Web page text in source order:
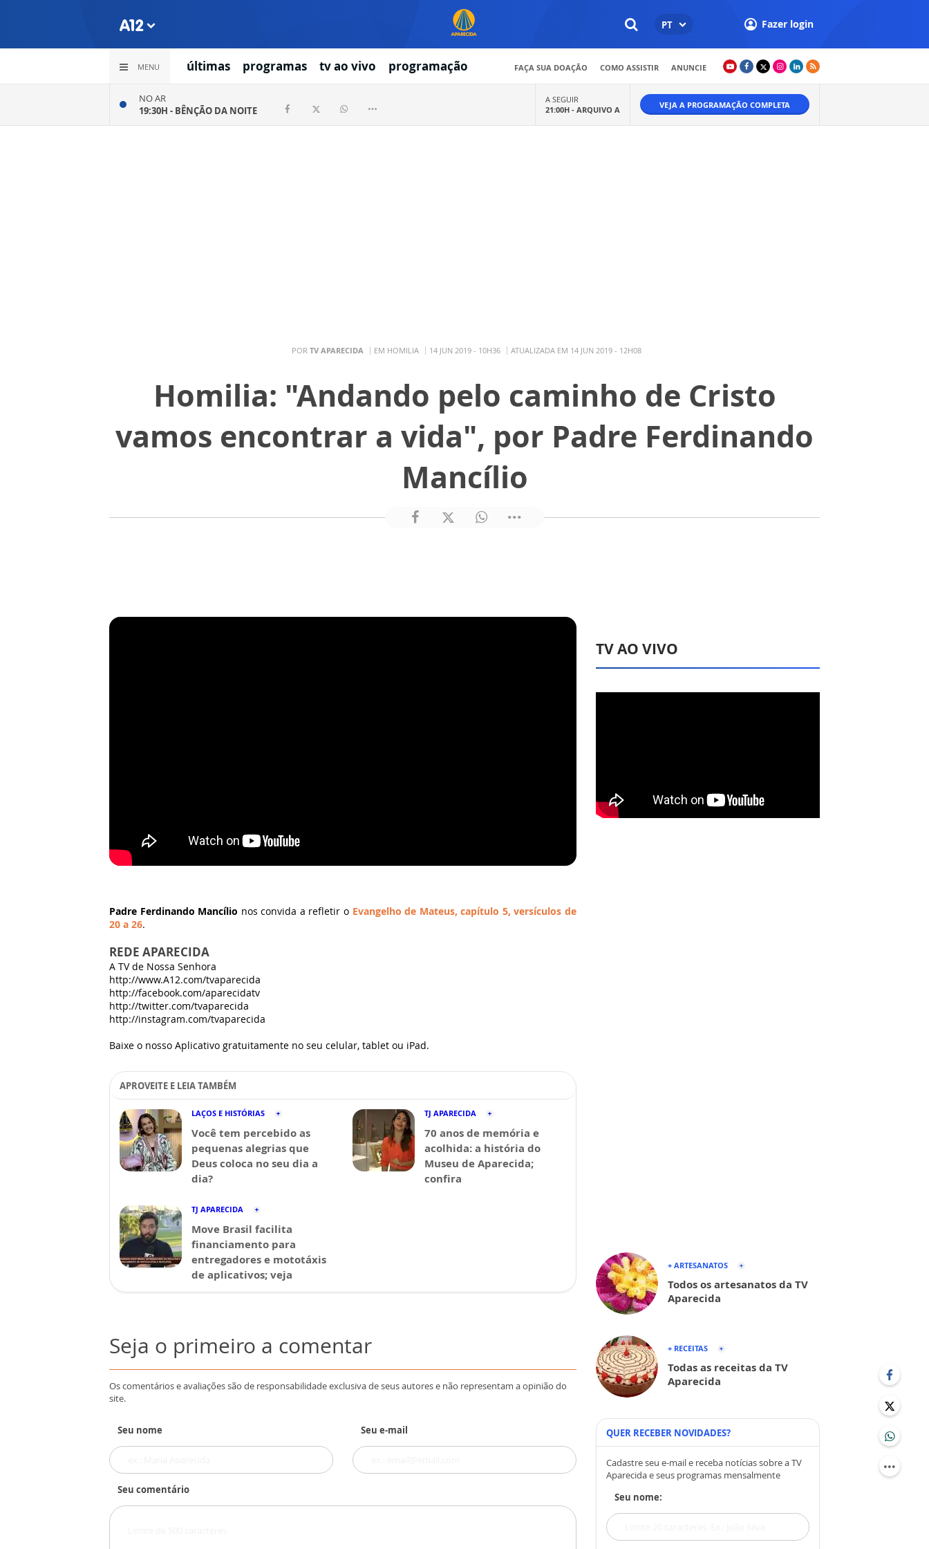
PT Fazer login
MENU últimas programas tv ao vivo programação FAÇA SUA DOAÇÃO COMO ASSISTIR ANUNCIE
NO AR
19:30H - BÊNÇÃO DA NOITE
A SEGUIR
21:00H - ARQUIVO A VEJA A PROGRAMAÇÃO COMPLETA
POR TV APARECIDA EM HOMILIA 14 JUN 2019 - 10H36 ATUALIZADA EM 14 JUN 2019 - 12H08
Homilia: "Andando pelo caminho de Cristo
vamos encontrar a vida", por Padre Ferdinando
Mancílio
Padre Ferdinando Mancílio nos convida a refletir o Evangelho de Mateus, capítulo 5, versículos de
20 a 26.
REDE APARECIDA
A TV de Nossa Senhora
http://www.A12.com/tvaparecida
http://facebook.com/aparecidatv
http://twitter.com/tvaparecida
http://instagram.com/tvaparecida
Baixe o nosso Aplicativo gratuitamente no seu celular, tablet ou iPad.
APROVEITE E LEIA TAMBÉM
LAÇOS E HISTÓRIAS
Você tem percebido as
pequenas alegrias que
Deus coloca no seu dia a
dia?
TJ APARECIDA
70 anos de memória e
acolhida: a história do
Museu de Aparecida;
confira
TJ APARECIDA
Move Brasil facilita
financiamento para
entregadores e mototáxis
de aplicativos; veja
Seja o primeiro a comentar
Os comentários e avaliações são de responsabilidade exclusiva de seus autores e não representam a opinião do
site.
Seu nome Seu e-mail
Seu comentário
TV AO VIVO
+ ARTESANATOS
Todos os artesanatos da TV
Aparecida
+ RECEITAS
Todas as receitas da TV
Aparecida
QUER RECEBER NOVIDADES?
Cadastre seu e-mail e receba notícias sobre a TV
Aparecida e seus programas mensalmente
Seu nome: